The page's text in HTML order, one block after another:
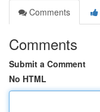
Comments
Comments
Submit a Comment
No HTML